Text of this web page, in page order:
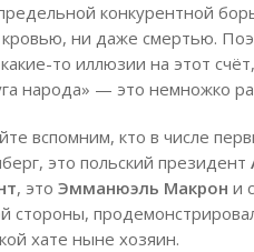
конкурентной
ни даже смертью.
то иллюзии на этот
народа» — это немножко
вспомним, кто в числе
это польский президент
, это Эмманюэль Макрон и
стороны,
хате ныне хозяин.